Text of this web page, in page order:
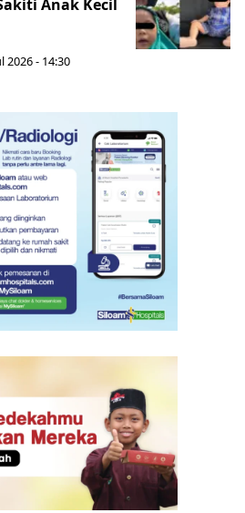
Anak Kecil
2026 - 14:30